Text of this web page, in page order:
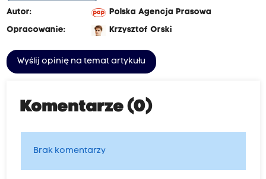
Autor:
Polska Agencja Prasowa
Opracowanie:
Krzysztof Orski
Wyślij opinię na temat artykułu
Komentarze (0)
Brak komentarzy